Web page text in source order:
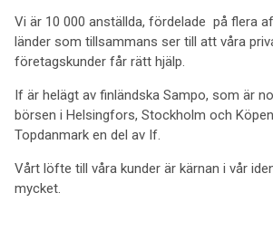
Vi är 10 000 anställda, fördelade på flera
länder som tillsammans ser till att våra
företagskunder får rätt hjälp.
If är helägt av finländska Sampo, som är
börsen i Helsingfors, Stockholm och
Topdanmark en del av If.
Vårt löfte till våra kunder är kärnan i vår
mycket.